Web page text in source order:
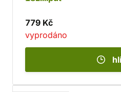
779 Kč
vyprodáno